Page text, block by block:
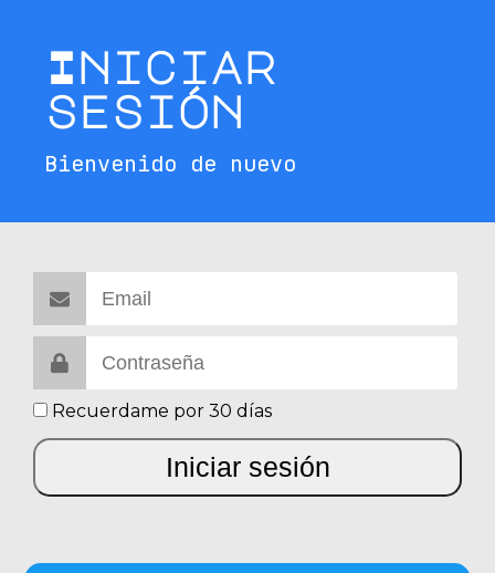
Iniciar
sesión
Bienvenido de nuevo
Recuerdame por 30 días